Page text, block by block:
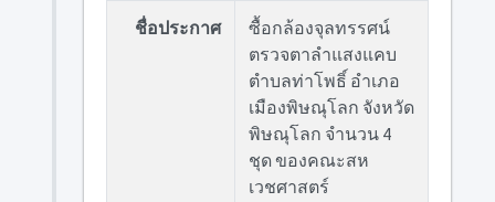
ชื่อประกาศ
ซื้อกล้องจุลทรรศน์
ตรวจตาลำแสงแคบ
ตำบลท่าโพธิ์ อำเภอ
เมืองพิษณุโลก จังหวัด
พิษณุโลก จำนวน 4
ชุด ของคณะสห
เวชศาสตร์